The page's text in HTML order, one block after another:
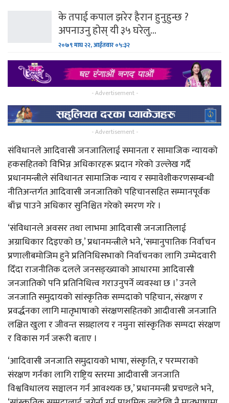
के तपाई कपाल झरेर हैरान हुनुहुन्छ ?
अपनाउनु होस् यी ३५ घरेलु…
२०७९ माघ २२, आईतवार ०५:३२
- Advertisement -
- Advertisement -
संविधानले आदिवासी जनजातिलाई समानता र सामाजिक न्यायको
हकसहितको विभिन्न अधिकारहरू प्रदान गरेको उल्लेख गर्दै
प्रधानमन्त्रीले संविधानतः सामाजिक न्याय र समावेशीकरणसम्बन्धी
नीतिअन्तर्गत आदिवासी जनजातिको पहिचानसहित सम्मानपूर्वक
बाँच्न पाउने अधिकार सुनिश्चित गरेको स्मरण गरे ।
‘संविधानले अवसर तथा लाभमा आदिवासी जनजातिलाई
अग्राधिकार दिइएको छ,’ प्रधानमन्त्रीले भने, ‘समानुपातिक निर्वाचन
प्रणालीबमोजिम हुने प्रतिनिधिसभाको निर्वाचनका लागि उम्मेदवारी
दिँदा राजनीतिक दलले जनसङ्ख्याको आधारमा आदिवासी
जनजातिको पनि प्रतिनिधित्त्व गराउनुपर्ने व्यवस्था छ ।’ उनले
जनजाति समुदायको सांस्कृतिक सम्पदाको पहिचान, संरक्षण र
प्रवर्द्धनका लागि मातृभाषाको संरक्षणसहितको आदीवासी जनजाति
लक्षित खुला र जीवन्त सग्रहालय र नमुना सांस्कृतिक सम्पदा संरक्षण
र विकास गर्न जरूरी बताए ।
‘आदिवासी जनजाति समुदायको भाषा, संस्कृति, र परम्पराको
संरक्षण गर्नका लागि राष्ट्रिय स्तरमा आदीवासी जनजाति
विश्वविधालय सञ्चालन गर्न आवश्यक छ,’ प्रधानमन्त्री प्रचण्डले भने,